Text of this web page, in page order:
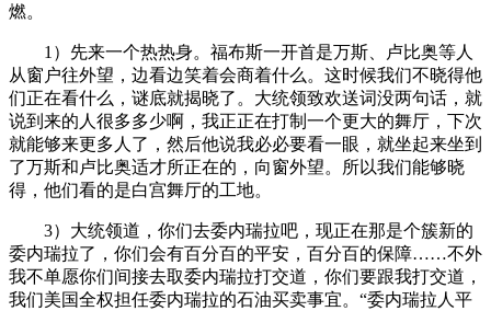
燃。
1）先来一个热热身。福布斯一开首是万斯、卢比奥等人
从窗户往外望，边看边笑着会商着什么。这时候我们不晓得他
们正在看什么，谜底就揭晓了。大统领致欢送词没两句话，就
说到来的人很多多少啊，我正正在打制一个更大的舞厅，下次
就能够来更多人了，然后他说我必必要看一眼，就坐起来坐到
了万斯和卢比奥适才所正在的，向窗外望。所以我们能够晓
得，他们看的是白宫舞厅的工地。
3）大统领道，你们去委内瑞拉吧，现正在那是个簇新的
委内瑞拉了，你们会有百分百的平安，百分百的保障……不外
我不单愿你们间接去取委内瑞拉打交道，你们要跟我打交道，
我们美国全权担任委内瑞拉的石油买卖事宜。“委内瑞拉人平